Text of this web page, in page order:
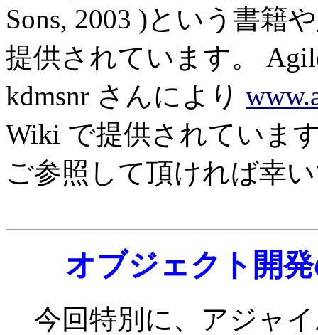
Sons, 2003 )という書籍や
提供されています。
kdmsnr さんにより
Wiki で提供されていま
ご参照して頂ければ幸
オブジェクト開
今回特別に、アジャ